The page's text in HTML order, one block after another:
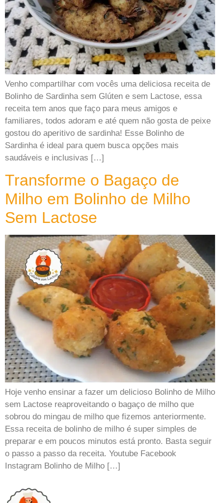
Venho compartilhar com vocês uma deliciosa receita de
Bolinho de Sardinha sem Glúten e sem Lactose, essa
receita tem anos que faço para meus amigos e
familiares, todos adoram e até quem não gosta de peixe
gostou do aperitivo de sardinha! Esse Bolinho de
Sardinha é ideal para quem busca opções mais
saudáveis e inclusivas […]
Transforme o Bagaço de
Milho em Bolinho de Milho
Sem Lactose
Hoje venho ensinar a fazer um delicioso Bolinho de Milho
sem Lactose reaproveitando o bagaço de milho que
sobrou do mingau de milho que fizemos anteriormente.
Essa receita de bolinho de milho é super simples de
preparar e em poucos minutos está pronto. Basta seguir
o passo a passo da receita. Youtube Facebook
Instagram Bolinho de Milho […]